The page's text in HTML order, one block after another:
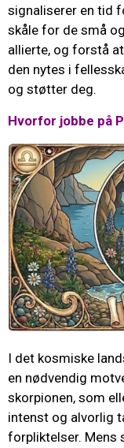
signaliserer en tid
skåle for de små
allierte, og forstå
den nytes i
og støtter deg.
Hvorfor jobbe på
I det kosmiske
en nødvendig
skorpionen, som
intenst og alvorlig
forpliktelser. Mens